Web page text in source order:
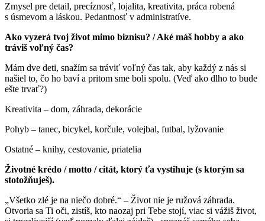
Zmysel pre detail, precíznosť, lojalita, kreativita, práca robená
s úsmevom a láskou. Pedantnosť v administratíve.
Ako vyzerá tvoj život mimo biznisu? / Aké máš hobby a ako
tráviš voľný čas?
Mám dve deti, snažím sa tráviť voľný čas tak, aby každý z nás si
našiel to, čo ho baví a pritom sme boli spolu. (Veď ako dlho to bude
ešte trvať?)
Kreativita – dom, záhrada, dekorácie
Pohyb – tanec, bicykel, korčule, volejbal, futbal, lyžovanie
Ostatné – knihy, cestovanie, priatelia
Životné krédo / motto / citát, ktorý ťa vystihuje (s ktorým sa
stotožňuješ).
„Všetko zlé je na niečo dobré.“ – Život nie je ružová záhrada.
Otvoria sa Ti oči, zistíš, kto naozaj pri Tebe stojí, viac si vážiš život,